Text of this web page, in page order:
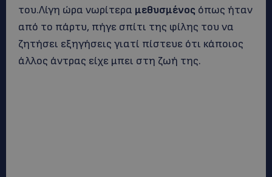
του.Λίγη ώρα νωρίτερα μεθυσμένος όπως ήταν
από το πάρτυ, πήγε σπίτι της φίλης του να
ζητήσει εξηγήσεις γιατί πίστευε ότι κάποιος
άλλος άντρας είχε μπει στη ζωή της.